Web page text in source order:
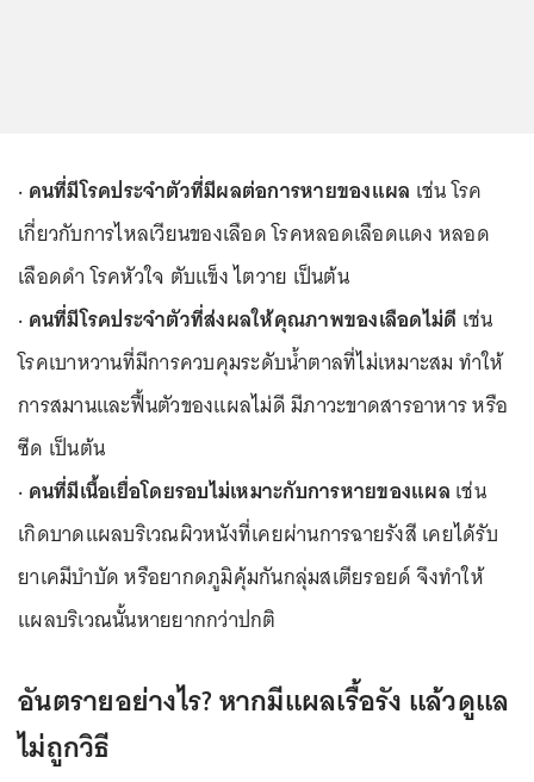
· คนที่มีโรคประจำตัวที่มีผลต่อการหายของแผล เช่น โรค
เกี่ยวกับการไหลเวียนของเลือด โรคหลอดเลือดแดง หลอด
เลือดดำ โรคหัวใจ ตับแข็ง ไตวาย เป็นต้น
· คนที่มีโรคประจำตัวที่ส่งผลให้คุณภาพของเลือดไม่ดี เช่น
โรคเบาหวานที่มีการควบคุมระดับน้ำตาลที่ไม่เหมาะสม ทำให้
การสมานและฟื้นตัวของแผลไม่ดี มีภาวะขาดสารอาหาร หรือ
ซีด เป็นต้น
· คนที่มีเนื้อเยื่อโดยรอบไม่เหมาะกับการหายของแผล เช่น
เกิดบาดแผลบริเวณผิวหนังที่เคยผ่านการฉายรังสี เคยได้รับ
ยาเคมีบำบัด หรือยากดภูมิคุ้มกันกลุ่มสเตียรอยด์ จึงทำให้
แผลบริเวณนั้นหายยากกว่าปกติ
อันตรายอย่างไร? หากมีแผลเรื้อรัง แล้วดูแล
ไม่ถูกวิธี